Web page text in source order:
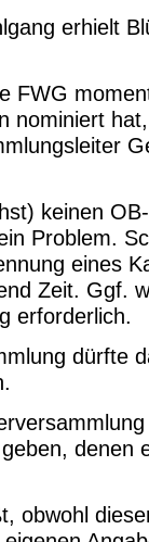
erhielt
FWG
nominiert hat,
keinen
Problem.
eines
Zeit. Ggf.
erforderlich.
dürfte
denen
obwohl